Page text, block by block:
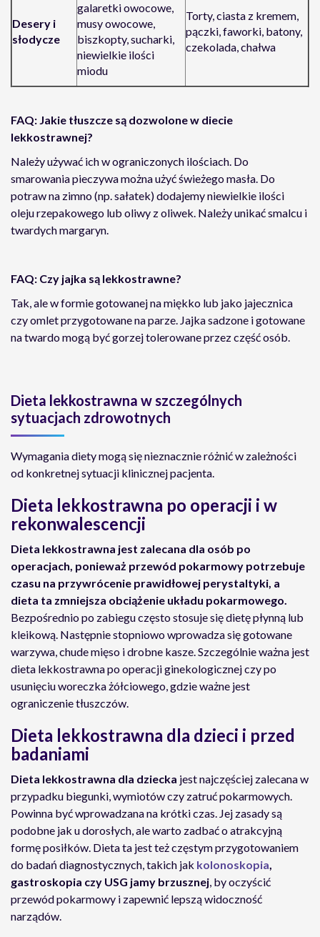
Desery i
słodycze
galaretki owocowe,
musy owocowe,
biszkopty, sucharki,
niewielkie ilości
miodu
Torty, ciasta z kremem,
pączki, faworki, batony,
czekolada, chałwa
FAQ: Jakie tłuszcze są dozwolone w diecie
lekkostrawnej?
Należy używać ich w ograniczonych ilościach. Do
smarowania pieczywa można użyć świeżego masła. Do
potraw na zimno (np. sałatek) dodajemy niewielkie ilości
oleju rzepakowego lub oliwy z oliwek. Należy unikać smalcu i
twardych margaryn.
FAQ: Czy jajka są lekkostrawne?
Tak, ale w formie gotowanej na miękko lub jako jajecznica
czy omlet przygotowane na parze. Jajka sadzone i gotowane
na twardo mogą być gorzej tolerowane przez część osób.
Dieta lekkostrawna w szczególnych
sytuacjach zdrowotnych
Wymagania diety mogą się nieznacznie różnić w zależności
od konkretnej sytuacji klinicznej pacjenta.
Dieta lekkostrawna po operacji i w
rekonwalescencji
Dieta lekkostrawna jest zalecana dla osób po
operacjach, ponieważ przewód pokarmowy potrzebuje
czasu na przywrócenie prawidłowej perystaltyki, a
dieta ta zmniejsza obciążenie układu pokarmowego.
Bezpośrednio po zabiegu często stosuje się dietę płynną lub
kleikową. Następnie stopniowo wprowadza się gotowane
warzywa, chude mięso i drobne kasze. Szczególnie ważna jest
dieta lekkostrawna po operacji ginekologicznej czy po
usunięciu woreczka żółciowego, gdzie ważne jest
ograniczenie tłuszczów.
Dieta lekkostrawna dla dzieci i przed
badaniami
Dieta lekkostrawna dla dziecka jest najczęściej zalecana w
przypadku biegunki, wymiotów czy zatruć pokarmowych.
Powinna być wprowadzana na krótki czas. Jej zasady są
podobne jak u dorosłych, ale warto zadbać o atrakcyjną
formę posiłków. Dieta ta jest też częstym przygotowaniem
do badań diagnostycznych, takich jak kolonoskopia,
gastroskopia czy USG jamy brzusznej, by oczyścić
przewód pokarmowy i zapewnić lepszą widoczność
narządów.